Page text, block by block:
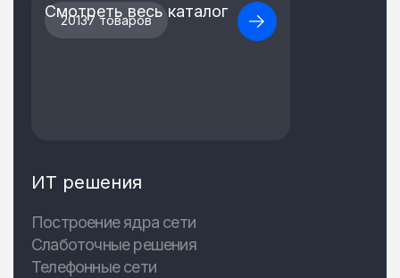
20137 товаров
Смотреть весь каталог
ИТ решения
Построение ядра сети
Слаботочные решения
Телефонные сети